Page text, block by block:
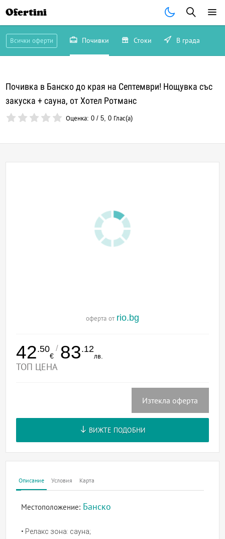
Ofertini
Всички оферти Почивки Стоки В града
Почивка в Банско до края на Септември! Нощувка със
закуска + сауна, от Хотел Ротманс
Оценка:0 /5,0 Глас(а)
оферта от rio.bg
42.50
€
/ 83.12
лв.
ТОП ЦЕНА
Изтекла оферта
ВИЖТЕ ПОДОБНИ
Описание Условия Карта
Местоположение: Банско
• Релакс зона: сауна;